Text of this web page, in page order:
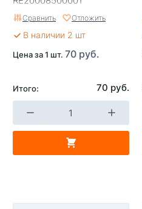
Сравнить Отложить
В наличии 2 шт
Цена за 1 шт. 70 руб.
Итого: 70 руб.